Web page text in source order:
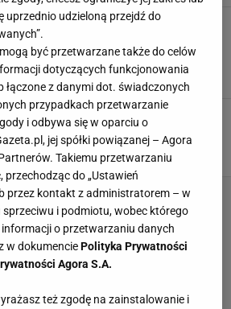
2018. Hiszpanie demolują Włochów w
starciu. 15 goli w sobotnich
Rzemiński, 2 WRZEŚNIA 2017, 22:50
podczas meczu Czechów z Niemcami.
krzyczeli "Sieg Heil" podczas spotkania
Rzemiński,2 WRZEŚNIA 2017, 19:38
uprzednio udzieloną przejdź do
być przetwarzane także do celów
dotyczących funkcjonowania
łączone z danymi dot. świadczonych
przypadkach przetwarzanie
i odbywa się w oparciu o
jej spółki powiązanej – Agora
Takiemu przetwarzaniu
przechodząc do „Ustawień
przez kontakt z administratorem – w
sprzeciwu i podmiotu, wobec którego
informacji o przetwarzaniu danych
w dokumenciePolityka Prywatności
Agora S.A.
też zgodę na zainstalowanie i